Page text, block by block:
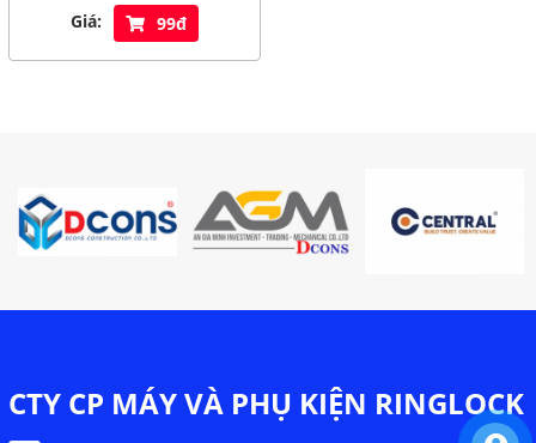
Giá: 99đ
CTY CP MÁY VÀ PHỤ KIỆN RINGLOCK